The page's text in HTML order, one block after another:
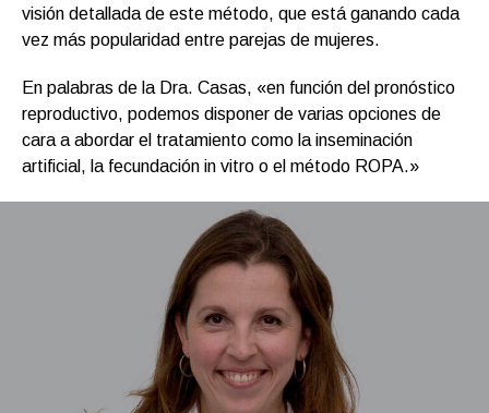
visión detallada de este método, que está ganando cada
vez más popularidad entre parejas de mujeres.
En palabras de la Dra. Casas, «en función del pronóstico
reproductivo, podemos disponer de varias opciones de
cara a abordar el tratamiento como la inseminación
artificial, la fecundación in vitro o el método ROPA.»